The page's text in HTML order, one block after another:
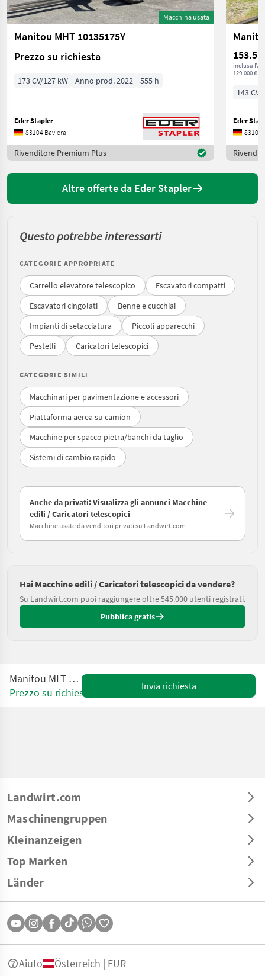
Macchina usata
Manitou MHT 10135175Y
Prezzo su richiesta
173 CV/127 kW Anno prod. 2022 555 h
Eder Stapler
83104 Baviera
Rivenditore Premium Plus
inclusa IVA
129.000 €
143 CV/
Eder
83104
Altre offerte da Eder Stapler
Questo potrebbe interessarti
CATEGORIE APPROPRIATE
Carrello elevatore telescopico
Escavatori compatti
Escavatori cingolati
Benne e cucchiai
Impianti di setacciatura
Piccoli apparecchi
Pestelli
Caricatori telescopici
CATEGORIE SIMILI
Macchinari per pavimentazione e accessori
Piattaforma aerea su camion
Macchine per spacco pietra/banchi da taglio
Sistemi di cambio rapido
Anche da privati: Visualizza gli annunci Macchine
edili / Caricatori telescopici
Macchine usate da venditori privati su Landwirt.com
Hai Macchine edili / Caricatori telescopici da vendere?
Su Landwirt.com puoi raggiungere oltre 545.000 utenti registrati.
Pubblica gratis
Manitou MLT 741 130PS
Prezzo su richiesta
Invia richiesta
Landwirt.com
Maschinengruppen
Kleinanzeigen
Top Marken
Länder
Aiuto Österreich | EUR